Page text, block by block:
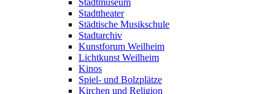
Stadttheater
Städtische Musikschule
Stadtarchiv
Kunstforum Weilheim
Lichtkunst Weilheim
Kinos
Spiel- und Bolzplätze
Kirchen und Religion